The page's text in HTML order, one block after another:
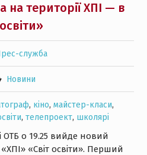
на території ХПІ — в
служба
Новини
, кіно,майстер-класи,
,телепроект, школярі
ОТБ о 19.25 вийде новий
«Світ освіти». Перший